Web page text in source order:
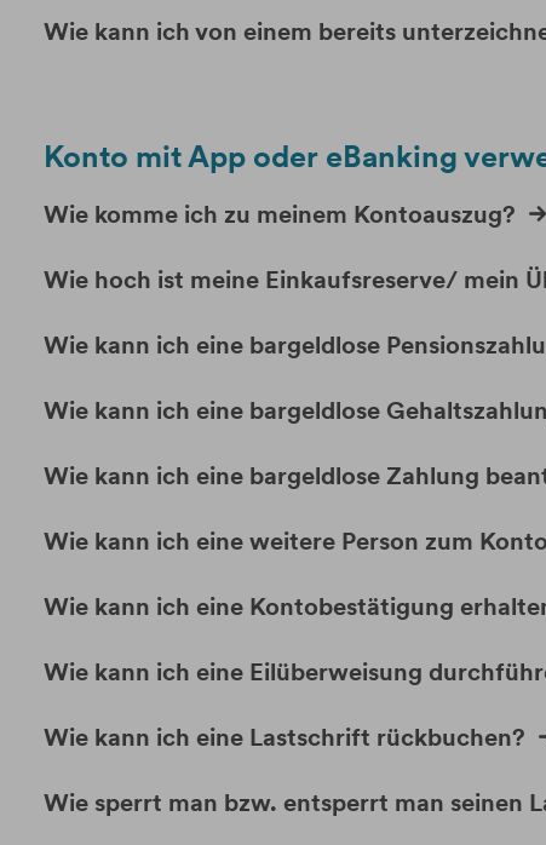
Wie kann ich von einem bereits
Konto mit App oder eBanking
Wie komme ich zu meinem Kontoauszug?
Wie hoch ist meine Einkaufsreserve/ mein
Wie kann ich eine bargeldlose
Wie kann ich eine bargeldlose
Wie kann ich eine bargeldlose Zahlung
Wie kann ich eine weitere Person zum
Wie kann ich eine Kontobestätigung
Wie kann ich eine Eilüberweisung
Wie kann ich eine Lastschrift rückbuchen?
Wie sperrt man bzw. entsperrt man seinen